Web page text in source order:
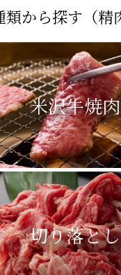
米沢牛焼肉
切り落とし